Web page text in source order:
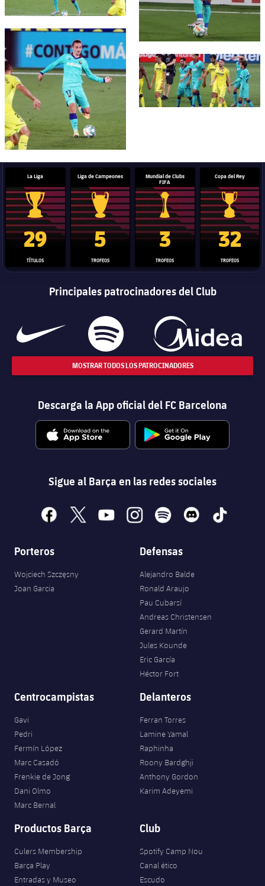
FC Barcelona club badge
FC Barcelona club badge
La Liga
Trofeo de La Liga
29
TÍTULOS
Liga de Campeones
Trofeo de la Liga de Campeones
5
TROFEOS
Mundial de Clubs
FIFA
Trofeo del Mundial de
3
TROFEOS
Copa del Rey
Copa del
32
TROFEOS
Principales patrocinadores del Club
MOSTRAR TODOS LOS PATROCINADORES
Descarga la App oficial del FC Barcelona
Sigue al Barça en las redes sociales
facebook
x youtubeinstagramspotify discord tiktok
Porteros
Wojciech Szczęsny
Joan Garcia
Defensas
Alejandro Balde
Ronald Araujo
Pau Cubarsí
Andreas Christensen
Gerard Martín
Jules Kounde
Eric García
Héctor Fort
Centrocampistas
Gavi
Pedri
Fermín López
Marc Casadó
Frenkie de Jong
Dani Olmo
Marc Bernal
Delanteros
Ferran Torres
Lamine Yamal
Raphinha
Roony Bardghji
Anthony Gordon
Karim Adeyemi
Productos Barça
Culers Membership
Barça Play
Entradas y Museo
Club
Spotify Camp Nou
Canal ético
Escudo